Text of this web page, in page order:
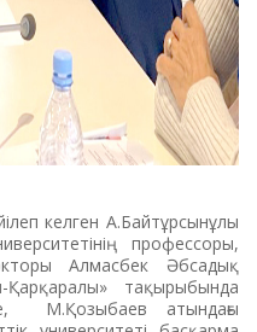
келген А.Байтұрсынұлы
профессоры,
Алмасбек Әбсадық
тақырыбында
М.Қозыбаев атындағы